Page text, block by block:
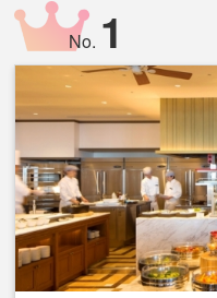
No. 1